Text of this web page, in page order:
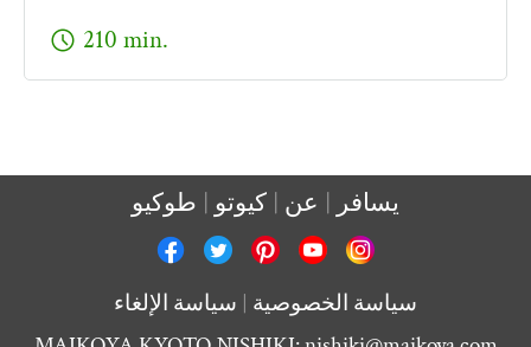
schedule 210 min.
طوكيو كيوتو عن يسافر
سياسة الإلغاء سياسة الخصوصية